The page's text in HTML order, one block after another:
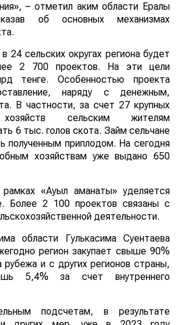
– отметил аким области Ералы
об основных механизмах
24 сельских округах региона будет
2 700 проектов. На эти цели
тенге. Особенностью проекта
наряду с денежным,
В частности, за счет 27 крупных
хозяйств сельским жителям
6 тыс. голов скота. Займ сельчане
полученным приплодом. На сегодня
хозяйствам уже выдано 650
«Ауыл аманаты» уделяется
Более 2 100 проектов связаны с
деятельности.
области Гулькасима Суентаева
регион закупает свыше 90%
и с других регионов страны,
5,4% за счет внутреннего
подсчетам, в результате